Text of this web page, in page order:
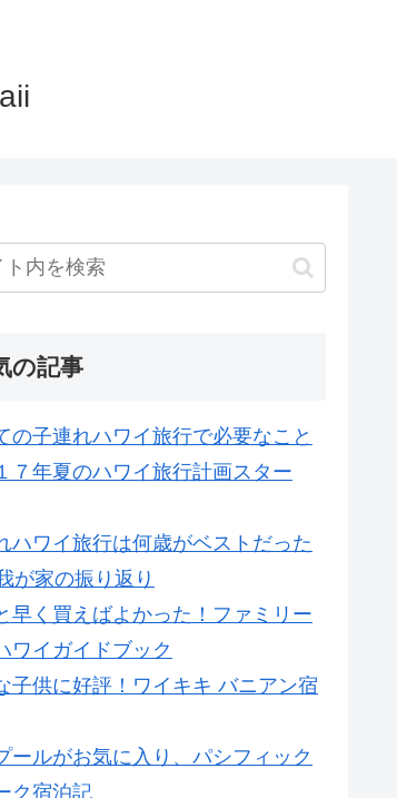
の記事
の子連れハワイ旅行で必要なこと
７年夏のハワイ旅行計画スター
ハワイ旅行は何歳がベストだった
が家の振り返り
早く買えばよかった！ファミリー
ワイガイドブック
子供に好評！ワイキキ バニアン宿
ールがお気に入り、パシフィック
ク宿泊記